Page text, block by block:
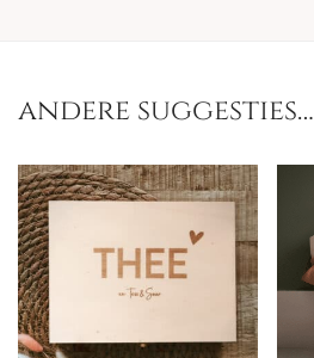
andere suggesties…